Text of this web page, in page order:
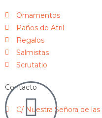
Ornamentos
Paños de Atril
Regalos
Salmistas
Scrutatio
Contacto
C/ Nuestra Señora de